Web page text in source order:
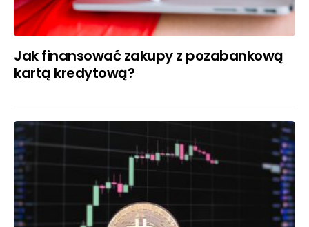
Jak finansować zakupy z pozabankową
kartą kredytową?